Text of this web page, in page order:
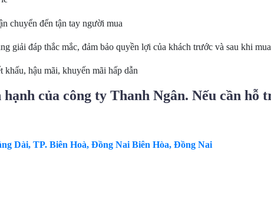
chuyển đến tận tay người mua
giải đáp thắc mắc, đảm bảo quyền lợi của khách trước và sau khi mua
hậu mãi, khuyến mãi hấp dẫn
của công ty Thanh Ngân. Nếu cần hỗ
Dài, TP. Biên Hoà, Đồng Nai Biên Hòa, Đồng Nai